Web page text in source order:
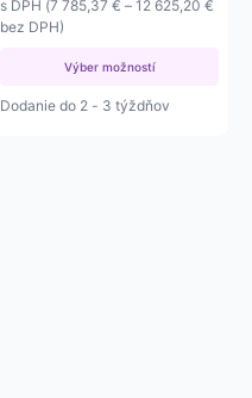
9 576 €
s DPH (7 785,37 € – 12 625,20 €
bez DPH)
Výber možností
Dodanie do 2 - 3 týždňov